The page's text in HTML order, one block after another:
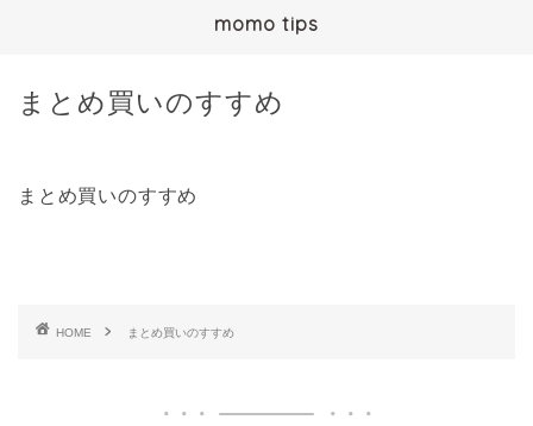
momo tips
まとめ買いのすすめ
まとめ買いのすすめ
HOME まとめ買いのすすめ